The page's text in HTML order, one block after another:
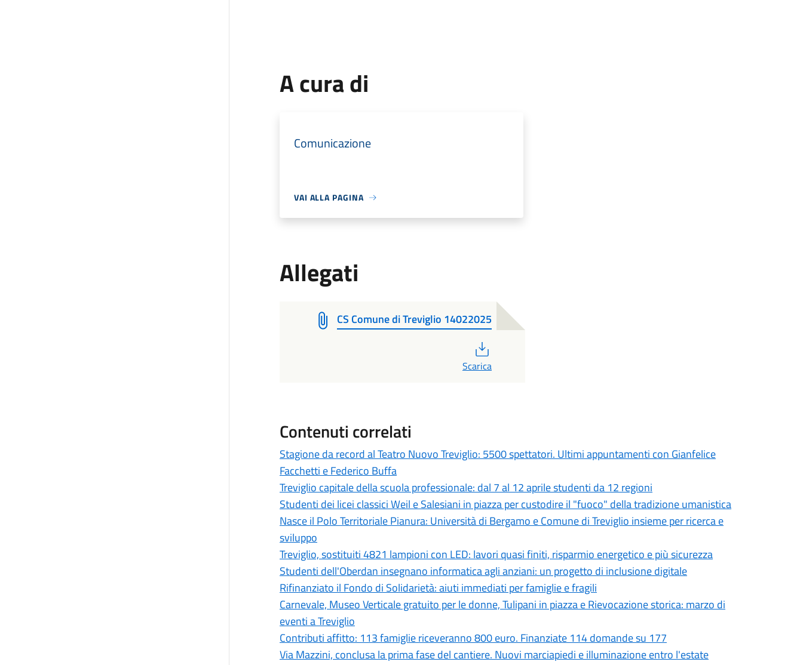
A cura di
Comunicazione
VAI ALLA PAGINA
Allegati
CS Comune di Treviglio 14022025
Scarica
Contenuti correlati
Stagione da record al Teatro Nuovo Treviglio: 5500 spettatori. Ultimi appuntamenti con Gianfelice
Facchetti e Federico Buffa
Treviglio capitale della scuola professionale: dal 7 al 12 aprile studenti da 12 regioni
Studenti dei licei classici Weil e Salesiani in piazza per custodire il "fuoco" della tradizione umanistica
Nasce il Polo Territoriale Pianura: Università di Bergamo e Comune di Treviglio insieme per ricerca e
sviluppo
Treviglio, sostituiti 4821 lampioni con LED: lavori quasi finiti, risparmio energetico e più sicurezza
Studenti dell'Oberdan insegnano informatica agli anziani: un progetto di inclusione digitale
Rifinanziato il Fondo di Solidarietà: aiuti immediati per famiglie e fragili
Carnevale, Museo Verticale gratuito per le donne, Tulipani in piazza e Rievocazione storica: marzo di
eventi a Treviglio
Contributi affitto: 113 famiglie riceveranno 800 euro. Finanziate 114 domande su 177
Via Mazzini, conclusa la prima fase del cantiere. Nuovi marciapiedi e illuminazione entro l'estate